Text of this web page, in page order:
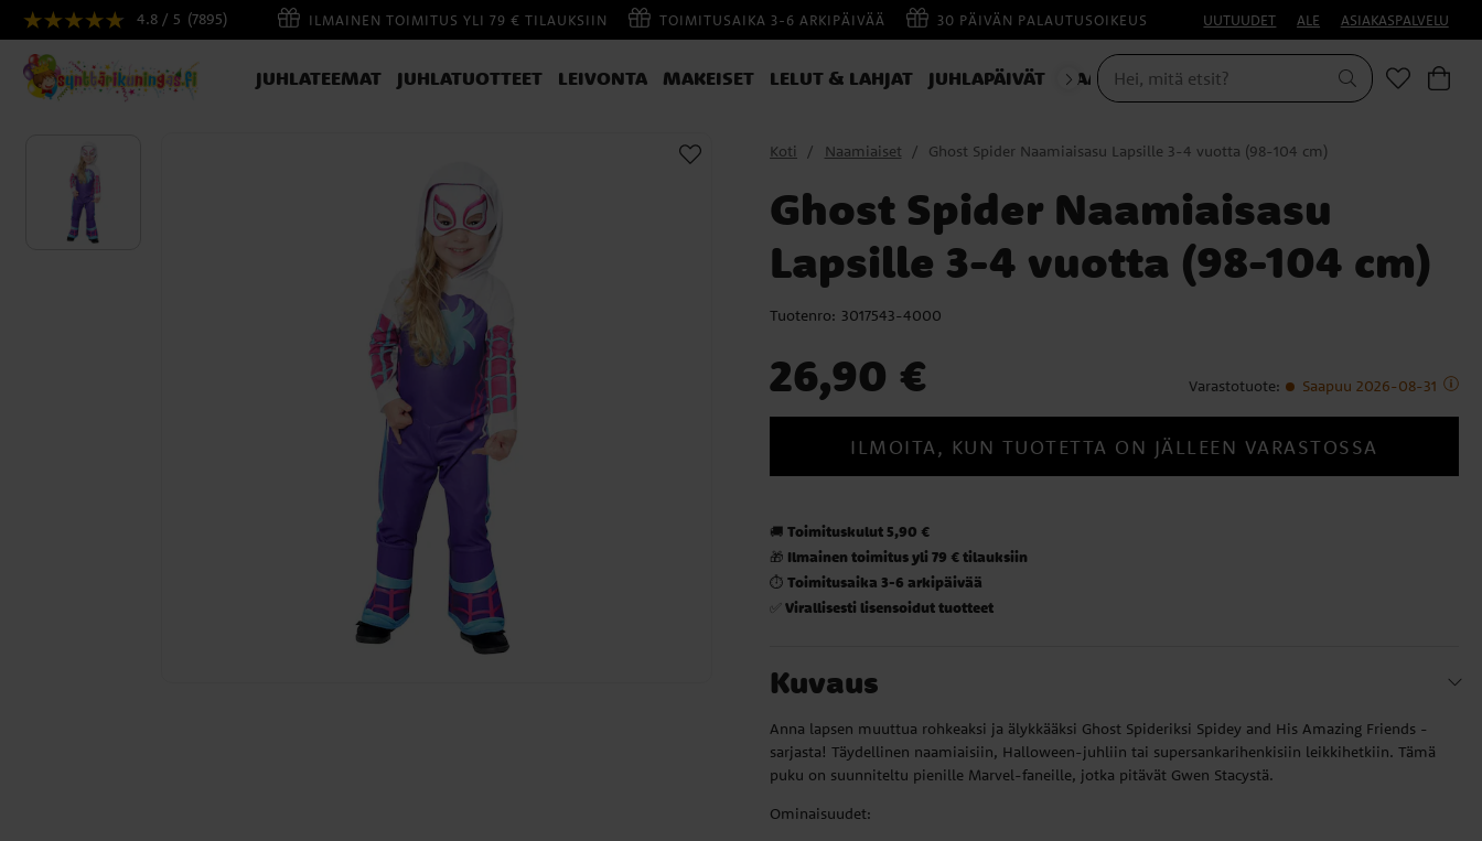
4.8 / 5 (7895) ILMAINEN TOIMITUS YLI 79 € TILAUKSIIN TOIMITUSAIKA 3-6 ARKIPÄIVÄÄ 30 PÄIVÄN PALAUTUSOIKEUS UUTUUDET ALE ASIAKASPALVELU
JUHLATEEMAT JUHLATUOTTEET LEIVONTA MAKEISET LELUT & LAHJAT JUHLAPÄIVÄT NAAMIAISET
Koti Naamiaiset Ghost Spider Naamiaisasu Lapsille 3-4 vuotta (98-104 cm)
Ghost Spider Naamiaisasu
Lapsille 3-4 vuotta (98-104 cm)
Tuotenro: 3017543-4000
26,90 € Varastotuote: Saapuu 2026-08-31
ILMOITA, KUN TUOTETTA ON JÄLLEEN VARASTOSSA
🚚Toimituskulut 5,90 €
🎁 Ilmainen toimitus yli 79 € tilauksiin
⏱️Toimitusaika 3-6 arkipäivää
✅Virallisesti lisensoidut tuotteet
Kuvaus
Anna lapsen muuttua rohkeaksi ja älykkääksi Ghost Spideriksi Spidey and His Amazing Friends -
sarjasta! Täydellinen naamiaisiin, Halloween-juhliin tai supersankarihenkisiin leikkihetkiin. Tämä
puku on suunniteltu pienille Marvel-faneille, jotka pitävät Gwen Stacystä.
Ominaisuudet: